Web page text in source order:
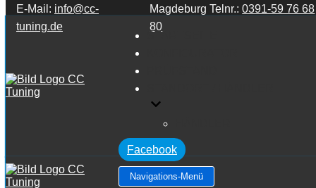
Zum Inhalt springen
E-Mail: info@cc-
tuning.de
Magdeburg Telnr.:0391-59 76 68
80
STARTSEITE
Facebook
Navigations-Menü